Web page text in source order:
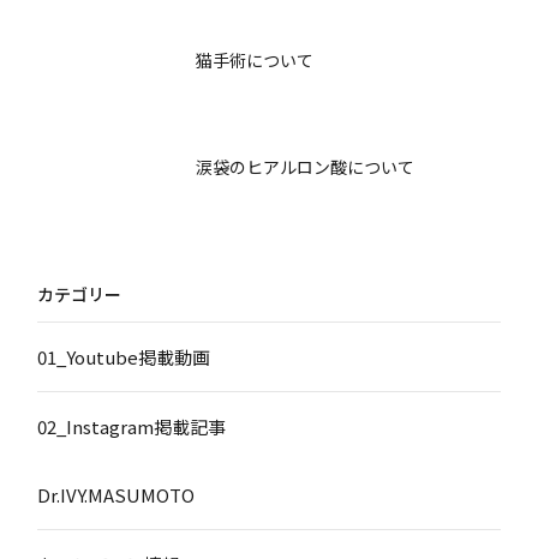
猫手術について
涙袋のヒアルロン酸について
カテゴリー
01_Youtube掲載動画
02_Instagram掲載記事
Dr.IVY.MASUMOTO